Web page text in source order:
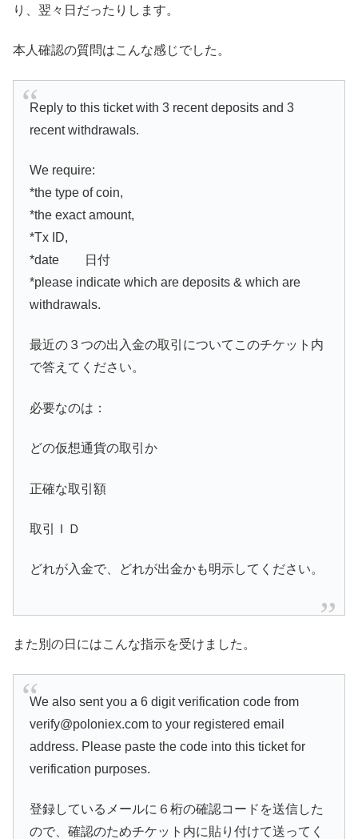
り、翌々日だったりします。
本人確認の質問はこんな感じでした。
Reply to this ticket with 3 recent deposits and 3
recent withdrawals.
We require:
*the type of coin,
*the exact amount,
*Tx ID,
*date 日付
*please indicate which are deposits & which are
withdrawals.
最近の３つの出入金の取引についてこのチケット内
で答えてください。
必要なのは：
どの仮想通貨の取引か
正確な取引額
取引ＩＤ
どれが入金で、どれが出金かも明示してください。
また別の日にはこんな指示を受けました。
We also sent you a 6 digit verification code from
verify@poloniex.com to your registered email
address. Please paste the code into this ticket for
verification purposes.
登録しているメールに６桁の確認コードを送信した
ので、確認のためチケット内に貼り付けて送ってく